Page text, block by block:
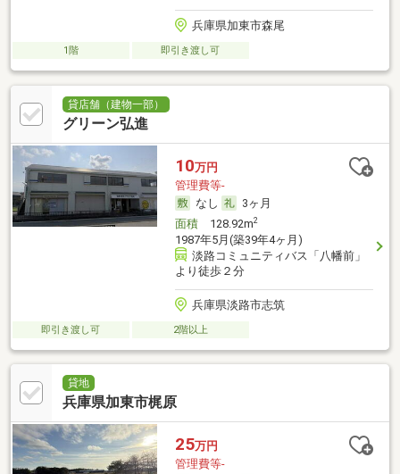
兵庫県加東市森尾
1階 即引き渡し可
貸店舗（建物一部）
グリーン弘進
10万円
管理費等-
なし
3ヶ月
面積128.92m2
1987年5月(築39年4ヶ月)
淡路コミュニティバス「八幡前」
より徒歩２分
兵庫県淡路市志筑
即引き渡し可 2階以上
貸地
兵庫県加東市梶原
25万円
管理費等-